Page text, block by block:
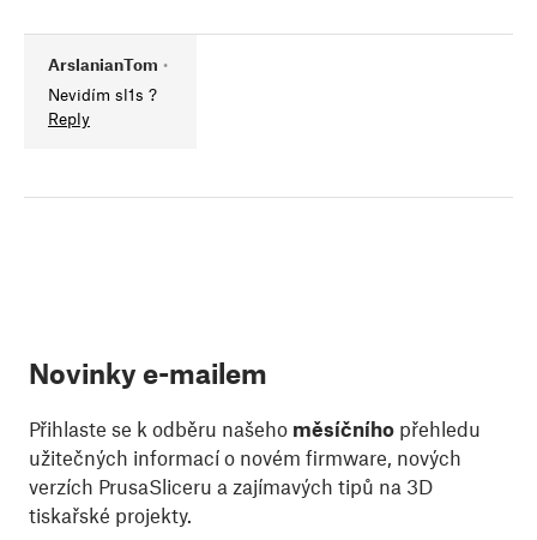
ArslanianTom •
Nevidím sl1s ?
Reply
Novinky e-mailem
Přihlaste se k odběru našeho měsíčního přehledu
užitečných informací o novém firmware, nových
verzích PrusaSliceru a zajímavých tipů na 3D
tiskařské projekty.